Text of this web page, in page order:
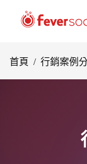
首頁 / 行銷案例